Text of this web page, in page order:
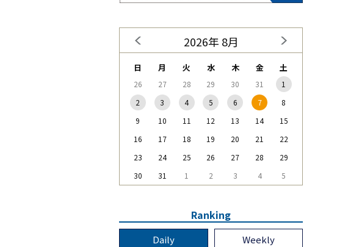
2026年 8月
日 月 火 水 木 金 土
26 27 28 29 30 31
1
2
3 4 5 6 7
8
9
10 11 12 13 14
15
16
17 18 19 20 21
22
23
24 25 26 27 28
29
30
31 1 2 3 4 5
Ranking
Daily Weekly